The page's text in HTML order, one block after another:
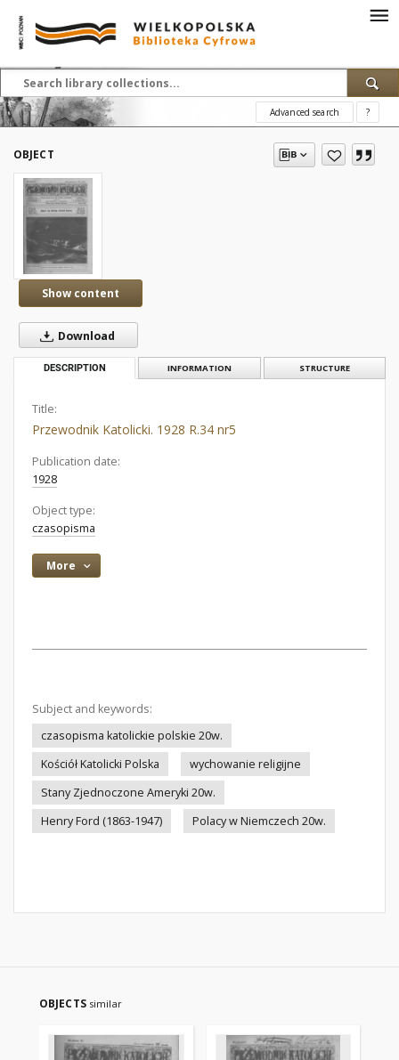
Advanced search ?
OBJECT
Show content
Download
DESCRIPTION INFORMATION STRUCTURE
Title:
Przewodnik Katolicki. 1928 R.34 nr5
Publication date:
1928
Object type:
czasopisma
More
Subject and keywords:
czasopisma katolickie polskie 20w.
Kościół Katolicki Polska
wychowanie religijne
Stany Zjednoczone Ameryki 20w.
Henry Ford (1863-1947)
Polacy w Niemczech 20w.
OBJECTS similar